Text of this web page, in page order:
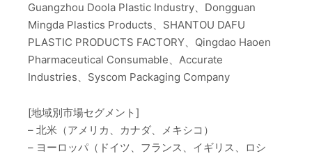
Guangzhou Doola Plastic Industry、Dongguan
Mingda Plastics Products、SHANTOU DAFU
PLASTIC PRODUCTS FACTORY、Qingdao Haoen
Pharmaceutical Consumable、Accurate
Industries、Syscom Packaging Company
[地域別市場セグメント]
– 北米（アメリカ、カナダ、メキシコ）
– ヨーロッパ（ドイツ、フランス、イギリス、ロシ